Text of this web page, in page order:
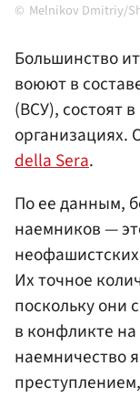
Melnikov Dmitriy/
Большинство
воюют в
(ВСУ), состоят
организациях.
della Sera.
По ее данным,
наемников —
Их точное
поскольку они
в конфликте
наемничество